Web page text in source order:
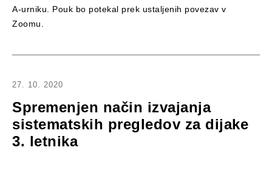
A-urniku. Pouk bo potekal prek ustaljenih povezav v
Zoomu.
27. 10. 2020
Spremenjen način izvajanja
sistematskih pregledov za dijake
3. letnika